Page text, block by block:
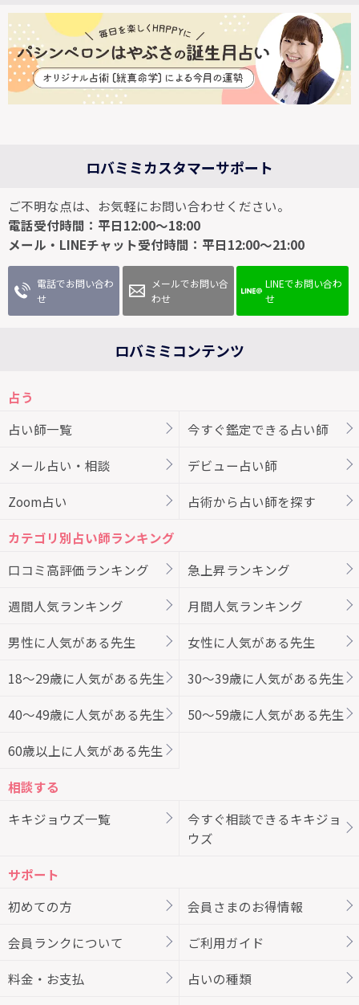
ロバミミカスタマーサポート
ご不明な点は、お気軽にお問い合わせください。
電話受付時間：平日12:00～18:00
メール・LINEチャット受付時間：平日12:00～21:00
電話でお問い合わ
せ
メールでお問い合
わせ
LINEでお問い合わ
せ
ロバミミコンテンツ
占う
占い師一覧
今すぐ鑑定できる占い師
メール占い・相談 デビュー占い師
Zoom占い 占術から占い師を探す
カテゴリ別占い師ランキング
口コミ高評価ランキング
急上昇ランキング
週間人気ランキング 月間人気ランキング
男性に人気がある先生 女性に人気がある先生
18～29歳に人気がある先生 30～39歳に人気がある先生
40～49歳に人気がある先生 50～59歳に人気がある先生
60歳以上に人気がある先生
相談する
キキジョウズ一覧
今すぐ相談できるキキジョ
ウズ
サポート
初めての方
会員さまのお得情報
会員ランクについて ご利用ガイド
料金・お支払 占いの種類